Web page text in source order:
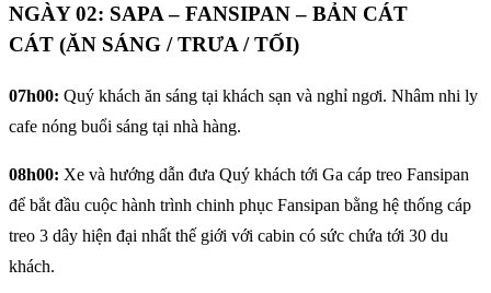
NGÀY 02: SAPA – FANSIPAN – BẢN CÁT
CÁT (ĂN SÁNG / TRƯA / TỐI)
07h00: Quý khách ăn sáng tại khách sạn và nghỉ ngơi. Nhâm nhi ly
cafe nóng buổi sáng tại nhà hàng.
08h00: Xe và hướng dẫn đưa Quý khách tới Ga cáp treo Fansipan
để bắt đầu cuộc hành trình chinh phục Fansipan bằng hệ thống cáp
treo 3 dây hiện đại nhất thế giới với cabin có sức chứa tới 30 du
khách.